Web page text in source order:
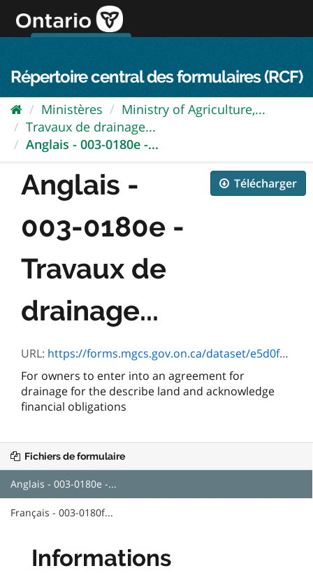
directement
au
Répertoire central des formulaires (RCF)
Ministères
Ministry of Agriculture,...
Travaux de drainage...
Anglais - 003-0180e -...
Télécharger
Anglais -
003-0180e -
Travaux de
drainage...
URL: https://forms.mgcs.gov.on.ca/dataset/e5d0fdd9-603a-495b-8792-e0595f65a53d/resource/c566016c-ec5d-4f38-942a-4e404ac0c2bd/download/0180e.pdf
For owners to enter into an agreement for
drainage for the describe land and acknowledge
financial obligations
Fichiers de formulaire
Anglais - 003-0180e -...
Français - 003-0180f...
Informations